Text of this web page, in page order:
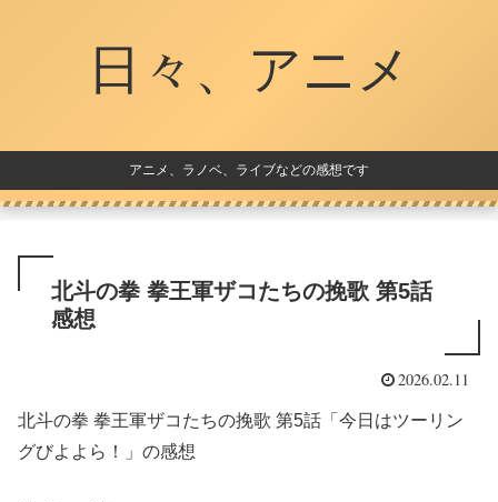
日々、アニメ
アニメ、ラノベ、ライブなどの感想です
北斗の拳 拳王軍ザコたちの挽歌 第5話
感想
2026.02.11
北斗の拳 拳王軍ザコたちの挽歌 第5話「今日はツーリン
グびよよら！」の感想